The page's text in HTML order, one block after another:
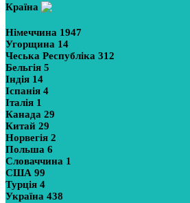
Країна
Німеччина 1947
Угорщина 14
Чеська Республіка 312
Бельгія 5
Індія 14
Іспанія 4
Італія 1
Канада 29
Китай 29
Норвегія 2
Польша 6
Словаччина 1
США 99
Турція 4
Україна 438